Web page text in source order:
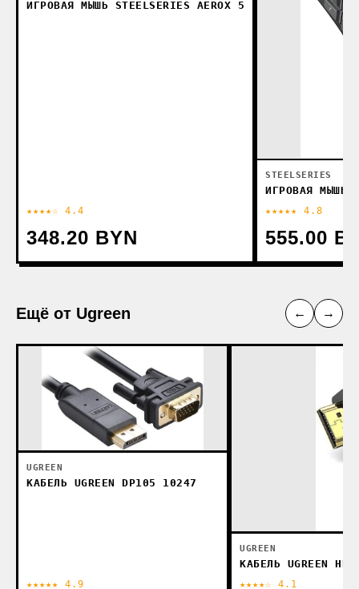
ИГРОВАЯ МЫШЬ STEELSERIES AEROX 5
★★★★☆ 4.4
348.20 BYN
STEELSERIES
ИГРОВАЯ МЫШЬ
★★★★★ 4.8
555.00
Ещё от Ugreen ← →
UGREEN
КАБЕЛЬ UGREEN DP105 10247
★★★★★ 4.9
UGREEN
КАБЕЛЬ UGREEN
★★★★☆ 4.1